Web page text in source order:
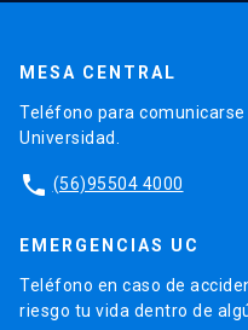
MESA CENTRAL
Teléfono para
Universidad.
phone (56)95504 4000
EMERGENCIAS UC
Teléfono en caso de
riesgo tu vida dentro de